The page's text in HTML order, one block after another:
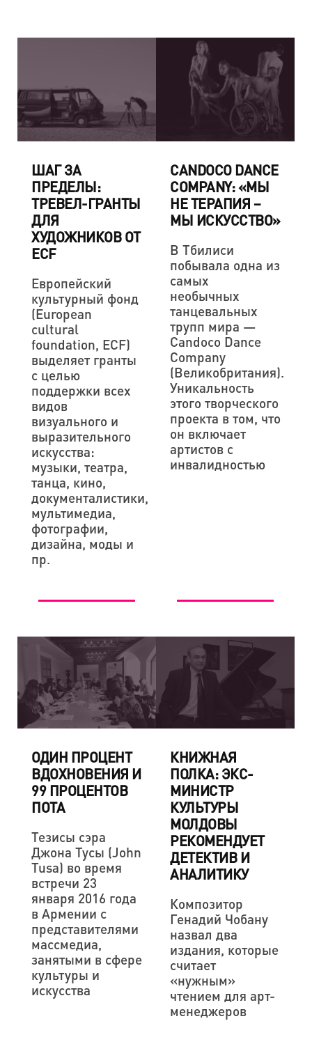
ШАГ ЗА
ПРЕДЕЛЫ:
ТРЕВЕЛ-ГРАНТЫ
ДЛЯ
ХУДОЖНИКОВ ОТ
ECF
Европейский
культурный фонд
(European
cultural
foundation, ECF)
выделяет гранты
с целью
поддержки всех
видов
визуального и
выразительного
искусства:
музыки, театра,
танца, кино,
документалистики,
мультимедиа,
фотографии,
дизайна, моды и
пр.
CANDOCO DANCE
COMPANY: «МЫ
НЕ ТЕРАПИЯ –
МЫ ИСКУССТВО»
В Тбилиси
побывала одна из
самых
необычных
танцевальных
трупп мира —
Candoco Dance
Company
(Великобритания).
Уникальность
этого творческого
проекта в том, что
он включает
артистов с
инвалидностью
ОДИН ПРОЦЕНТ
ВДОХНОВЕНИЯ И
99 ПРОЦЕНТОВ
ПОТА
Тезисы сэра
Джона Тусы (John
Tusa) во время
встречи 23
января 2016 года
в Армении с
представителями
массмедиа,
занятыми в сфере
культуры и
искусства
КНИЖНАЯ
ПОЛКА: ЭКС-
МИНИСТР
КУЛЬТУРЫ
МОЛДОВЫ
РЕКОМЕНДУЕТ
ДЕТЕКТИВ И
АНАЛИТИКУ
Композитор
Генадий Чобану
назвал два
издания, которые
считает
«нужным»
чтением для арт-
менеджеров